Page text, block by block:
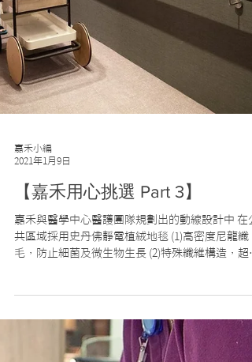
嘉禾小編
【嘉禾用心挑選 Part 3】
嘉禾與醫學中心醫護團隊規劃出的動線設計中 在
共區域採用史丹佛靜電植絨地毯 (1)高密度尼龍纖
證...